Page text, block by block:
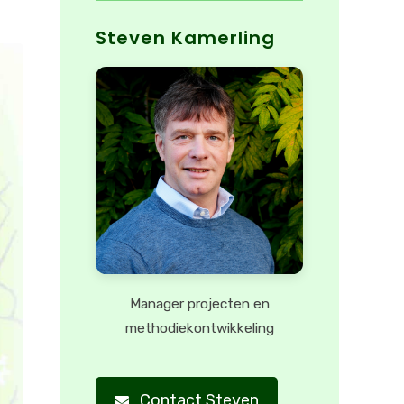
Steven Kamerling
Manager projecten en
methodiekontwikkeling